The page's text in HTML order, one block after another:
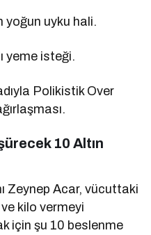
yoğun uyku hali.
yeme isteği.
Polikistik Over
10 Altın
Zeynep Acar, vücuttaki
kilo vermeyi
için şu 10 beslenme